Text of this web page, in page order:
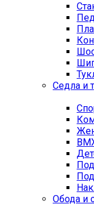
Седла и
Обода и